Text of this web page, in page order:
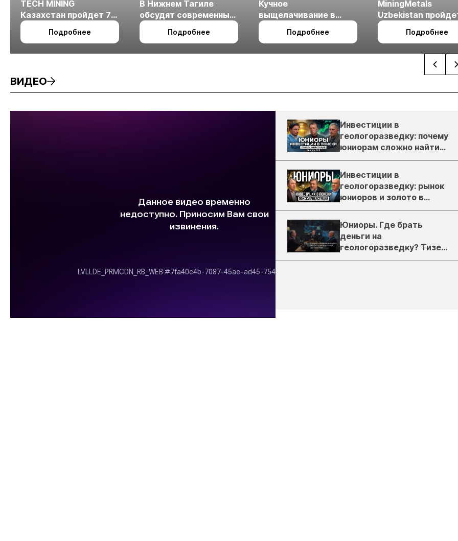
TECH MINING
Казахстан пройдет 7
октября в Алматы
Подробнее
В Нижнем Тагиле
обсудят современные
технологии
измельчения
Подробнее
Кучное
выщелачивание в
холодном климате
Подробнее
MiningMetals
Uzbekistan
27 по 29 октября в
Ташкент
Подробнее
ВИДЕО
Инвестиции в
геологоразведку: почему
юниорам сложно найти
деньги
Инвестиции в
геологоразведку: рынок
юниоров и золото в
России
Юниоры. Где брать
деньги на
геологоразведку? Тизер
подкаста ЗиТ №1